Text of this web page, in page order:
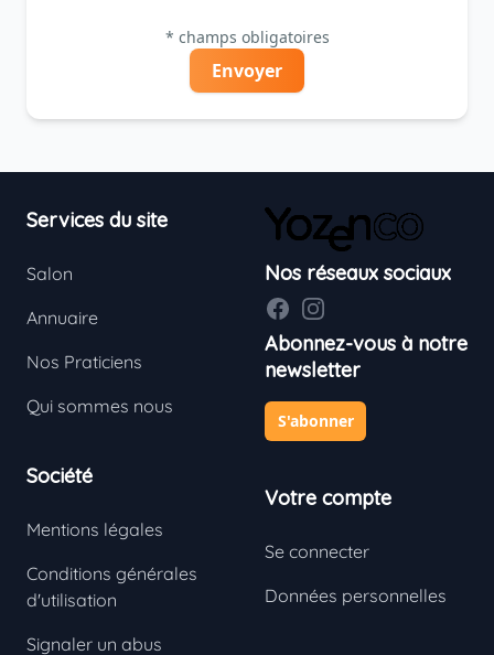
* champs obligatoires
Envoyer
Services du site
Salon
Annuaire
Nos Praticiens
Qui sommes nous
Société
Mentions légales
Conditions générales
d'utilisation
Signaler un abus
Nos réseaux sociaux
FacebookInstagram
Abonnez-vous à notre
newsletter
S'abonner
Votre compte
Se connecter
Données personnelles